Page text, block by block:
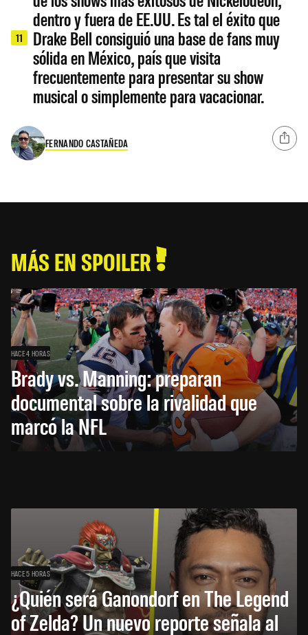
11
dentro y fuera de EE.UU. Es tal el éxito que
Drake Bell consiguió una base de fans muy
sólida en México, país que visita
frecuentemente para presentar su show
musical o simplemente para vacacionar.
FERNANDO CASTAÑEDA
MÁS EN SPOILER
HACE 4 HORAS
Brady vs. Manning: preparan
documental sobre la rivalidad que
marcó la NFL
HACE 5 HORAS
¿Quién será Ganondorf en The Legend
of Zelda? Un nuevo reporte señala al